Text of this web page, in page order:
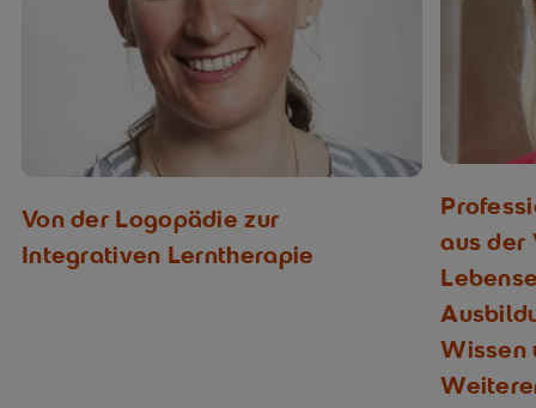
Von der Logopädie zur
Integrativen Lerntherapie
aus der
Wissen